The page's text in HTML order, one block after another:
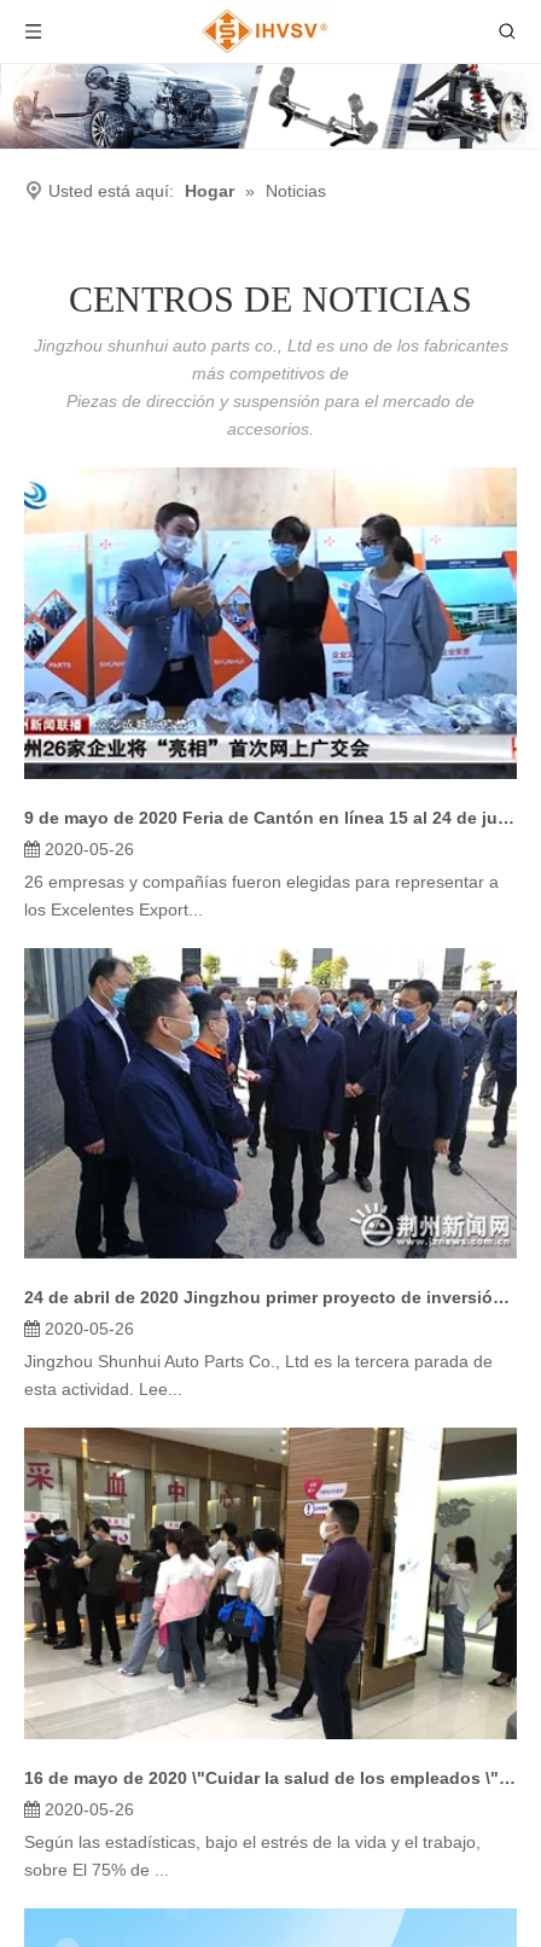
Usted está aquí: Hogar » Noticias
CENTROS DE NOTICIAS
Jingzhou shunhui auto parts co., Ltd es uno de los fabricantes
más competitivos de
Piezas de dirección y suspensión para el mercado de
accesorios.
9 de mayo de 2020 Feria de Cantón en línea 15 al 24 de junio de 2020
2020-05-26
26 empresas y compañías fueron elegidas para representar a
los Excelentes Export...
24 de abril de 2020 Jingzhou primer proyecto de inversión de activos fijos en 2020
2020-05-26
Jingzhou Shunhui Auto Parts Co., Ltd es la tercera parada de
esta actividad. Lee...
16 de mayo de 2020 \"Cuidar la salud de los empleados \": examen médico
2020-05-26
Según las estadísticas, bajo el estrés de la vida y el trabajo,
sobre El 75% de ...